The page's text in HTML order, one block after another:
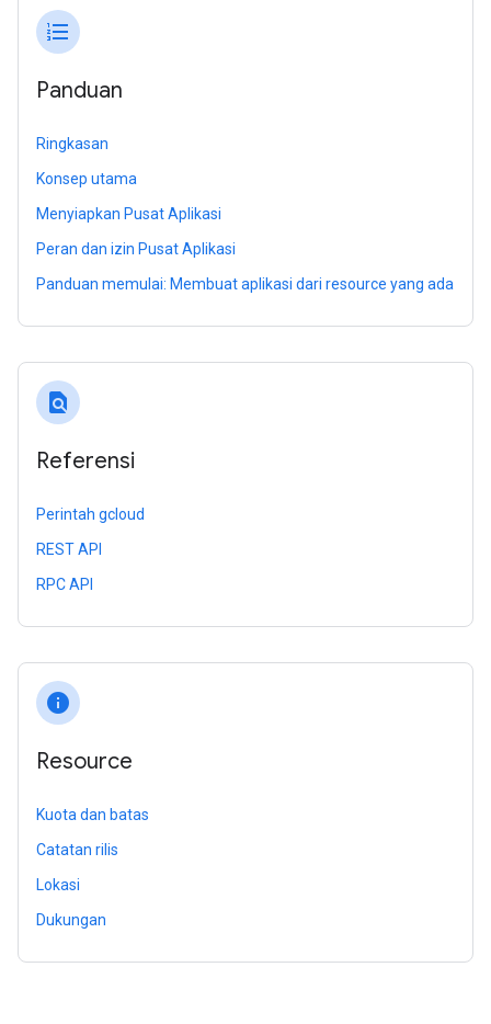
format_list_numbered
Panduan
Ringkasan
Konsep utama
Menyiapkan Pusat Aplikasi
Peran dan izin Pusat Aplikasi
Panduan memulai: Membuat aplikasi dari resource yang ada
find_in_page
Referensi
Perintah gcloud
REST API
RPC API
info
Resource
Kuota dan batas
Catatan rilis
Lokasi
Dukungan